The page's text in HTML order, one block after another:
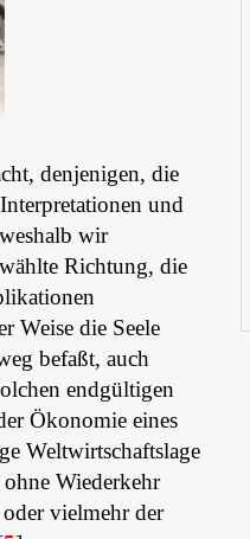
denjenigen, die
und
wir
Richtung, die
Weise die Seele
befaßt, auch
endgültigen
Ökonomie eines
Weltwirtschaftslage
Wiederkehr
vielmehr der